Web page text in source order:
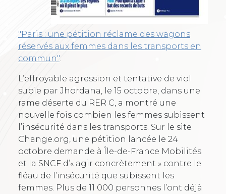
"Paris : une pétition réclame des wagons
réservés aux femmes dans les transports en
commun"
L’effroyable agression et tentative de viol
subie par Jhordana, le 15 octobre, dans une
rame déserte du RER C, a montré une
nouvelle fois combien les femmes subissent
l’insécurité dans les transports. Sur le site
Change.org, une pétition lancée le 24
octobre demande à Île-de-France Mobilités
et la SNCF d’« agir concrètement » contre le
fléau de l’insécurité que subissent les
femmes. Plus de 11 000 personnes l’ont déjà